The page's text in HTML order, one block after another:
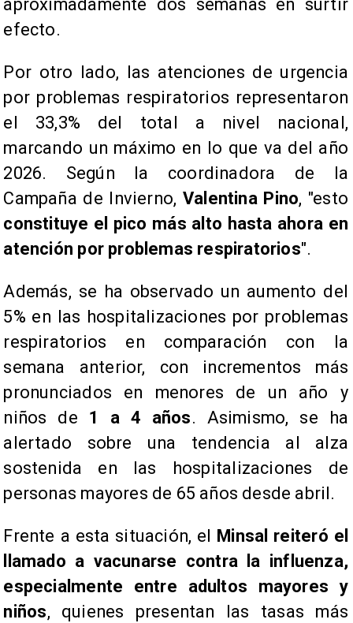
aproximadamente dos semanas en surtir
efecto.
Por otro lado, las atenciones de urgencia
por problemas respiratorios representaron
el 33,3% del total a nivel nacional,
marcando un máximo en lo que va del año
2026. Según la coordinadora de la
Campaña de Invierno, Valentina Pino, "esto
constituye el pico más alto hasta ahora en
atención por problemas respiratorios".
Además, se ha observado un aumento del
5% en las hospitalizaciones por problemas
respiratorios en comparación con la
semana anterior, con incrementos más
pronunciados en menores de un año y
niños de 1 a 4 años. Asimismo, se ha
alertado sobre una tendencia al alza
sostenida en las hospitalizaciones de
personas mayores de 65 años desde abril.
Frente a esta situación, el Minsal reiteró el
llamado a vacunarse contra la influenza,
especialmente entre adultos mayores y
niños, quienes presentan las tasas más